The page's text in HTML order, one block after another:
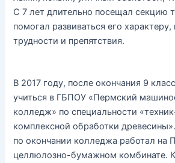
С 7 лет длительно посещал секцию
помогал развиваться его
трудности и препятствия.
В 2017 году, после окончания 9
учиться в ГБПОУ «Пермский
колледж» по специальности
комплексной обработки
по окончании колледжа работал на
целлюлозно-бумажном комбинате. К